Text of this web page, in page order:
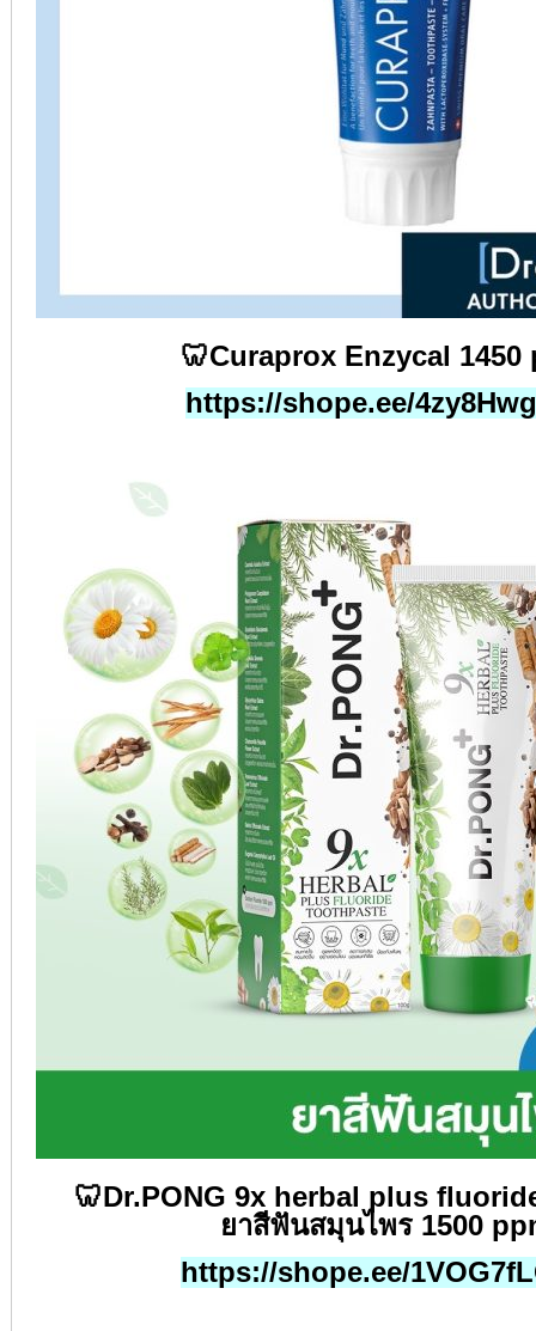
🦷Curaprox Enzycal 1450
https://shope.ee/
🦷Dr.PONG 9x herbal plus
ยาสีฟันสมุนไพร1500
https://shope.ee/